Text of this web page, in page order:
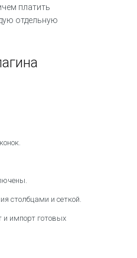
платить
отдельную
столбцами и сеткой.
и импорт готовых